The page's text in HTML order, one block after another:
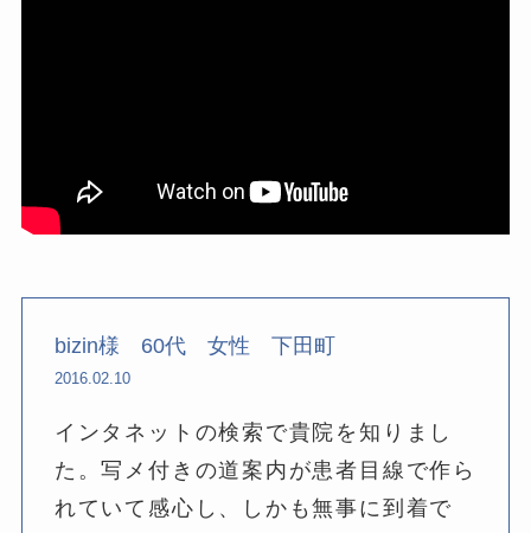
bizin様 60代 女性 下田町
2016.02.10
インタネットの検索で貴院を知りまし
た。写メ付きの道案内が患者目線で作ら
れていて感心し、しかも無事に到着で